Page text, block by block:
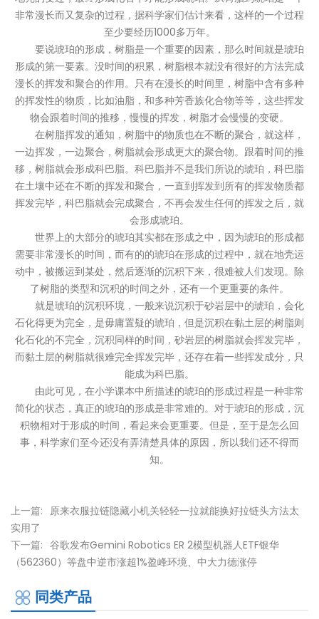
非常漫长而又复杂的过程，据科学家们估计来看，这样的一个过程
至少要经历1000多万年。
要说琥珀的形成，树脂是一个重要的因素，那么时间就是琥珀
形成的第一要素。没时间的积累，树脂根本就没有很好的方法完成
漫长的挥发和聚合的作用。只有在漫长的时间里，树脂中含有多种
的挥发性的物质，比如油脂，和多种芳香族化合物等等，这些挥发
物会跟着时间的推移，慢慢的挥发，树脂才会慢慢的变硬。
在树脂挥发的通知，树脂中的物质也在不断的聚合，就这样，
一边挥发，一边聚合，树脂就会形成更大的聚合物。跟着时间的推
移，树脂就会形成科巴脂。科巴脂并不是我们所说的琥珀，科巴脂
在土壤中还在不断的挥发和聚合，一直到挥发到所有的挥发物质都
挥发完毕，科巴脂就会完成聚合，不再会发生任何的挥发之后，就
会形成琥珀。
世界上的大部分的琥珀其实都在形成之中，因为琥珀的形成都
需要非常漫长的时间，而有的的琥珀在形成的过程中，就在地壳运
动中，被搬运到某处，然后逐渐的沉积下来，很难被人们发现。除
了树脂的类型和沉积的时间之外，还有一个更重要的条件。
就是琥珀的沉积环境，一般来说沉积于砂岩层中的琥珀，会化
石化得更为完全，是毋庸置疑的琥珀，但是沉积在黏土层的树脂则
化石化的不完全，沉积同样的时间，砂岩层的树脂就会挥发完毕，
而黏土层的树脂就很难完全挥发完毕，还存在着一些挥发成分，只
能成为科巴脂。
由此可见，在小学课本中所描述的琥珀的形成过程是一种非常
简化的状态，真正的琥珀的形成是非常难的。对于琥珀的形成，沉
积物相对于形成的时间，看起来会更重要。但是，至于是怎么回
事，科学家们至今还没有弄清楚具体的原因，所以我们还不得而
知。
上一篇: 原来衣服拉链隐藏小机关轻轻一拉就能换好拉链头方法太
实用了
下一篇: 谷歌发布Gemini Robotics ER 2模型机器人ETF银华
（562360）等盘中逆市涨超1%盈峰环境、中大力德涨停
同类产品